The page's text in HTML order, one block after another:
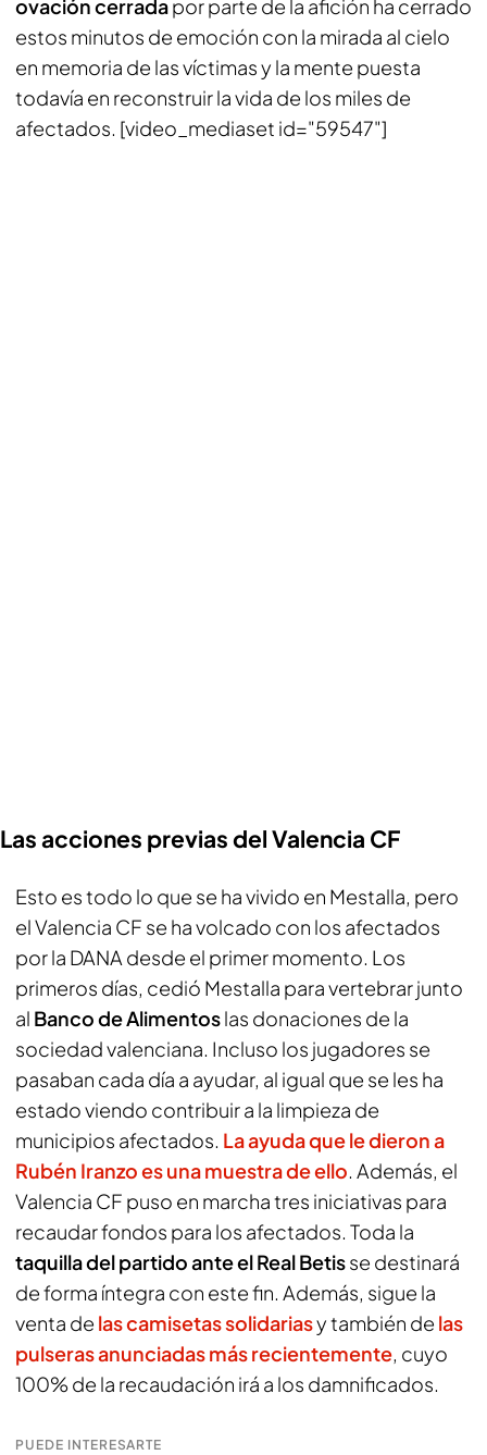
ovación cerradapor parte de la afición ha cerrado
estos minutos de emoción con la mirada al cielo
en memoria de las víctimas y la mente puesta
todavía en reconstruir la vida de los miles de
afectados. [video_mediaset id="59547"]
Las acciones previas del Valencia CF
Esto es todo lo que se ha vivido en Mestalla, pero
el Valencia CF se ha volcado con los afectados
por la DANA desde el primer momento. Los
primeros días, cedió Mestalla para vertebrar junto
al Banco de Alimentoslas donaciones de la
sociedad valenciana. Incluso los jugadores se
pasaban cada día a ayudar, al igual que se les ha
estado viendo contribuir a la limpieza de
municipios afectados. La ayuda que le dieron a
Rubén Iranzo es una muestra de ello. Además, el
Valencia CF puso en marcha tres iniciativas para
recaudar fondos para los afectados. Toda la
taquilla del partido ante el Real Betisse destinará
de forma íntegra con este fin. Además, sigue la
venta de lascamisetas solidariasy también de las
pulserasanunciadas más recientemente, cuyo
100% de la recaudación irá a los damnificados.
PUEDE INTERESARTE